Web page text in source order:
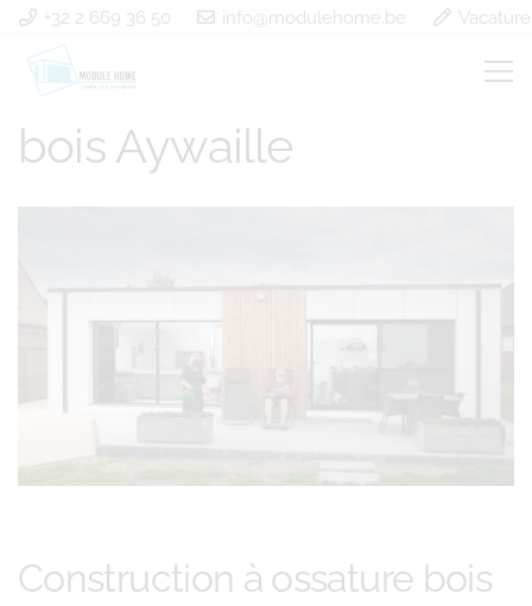
+32 2 669 36 50 info@modulehome.be
Construction à ossature
bois Aywaille
Construction à ossature bois